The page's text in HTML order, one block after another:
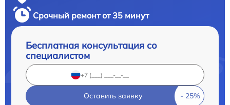
Срочный ремонт от 35 минут
Бесплатная консультация со
специалистом
Оставить заявку